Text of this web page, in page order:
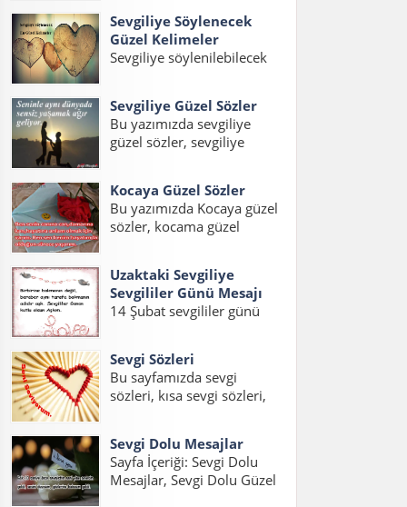
akşamlar mesajı, en güzel
iyi akşamlar mesajı
yazılarını bulabilirsiniz.
çocuk oyuna doymazmış....
Sevgiliye Söylenecek
Güzel Kelimeler
Sevgiliye söylenilebilecek
içerisinde sevgiliye
söylenecek en güzel
kelimeler, erkek sevgiliye
sevgiliye söylenecek güzel
aşk kelimelerini
okuyabilirsiniz. Sevgiliye
Söylenecek En Güzel...
Sevgiliye Güzel Sözler
Bu yazımızda sevgiliye
güzel sözler, sevgiliye
sözler kısa, sevgiliye kısa
sözler, sevgiliye aşk sözleri
konulu bir yazı hazırladık.
sözler,sevgiliye güzel...
Kocaya Güzel Sözler
Bu yazımızda Kocaya güzel
sözler, kocama güzel
güzel mesajlar, kocama
mesaj konuları üzerinde bir
sayfa hazırladık. İnsanların
birisidir iyi...
Uzaktaki Sevgiliye
Sevgililer Günü Mesajı
14 Şubat sevgililer günü
sevgililer günü mesajları
hazırladık. Gurbetteki
Sevgiliye Sevgililer Günü
Sevgililer Günü Mesajı Kısa
ve Uzaktaki Sevgiliye
Sevgililer Günü...
Sevgi Sözleri
Bu sayfamızda sevgi
sözleri, kısa sevgi sözleri,
sevgi sözcükleri ile ilgili
yazıları bulabilirsiniz.
Sevgili varsa, aşk varsa
Sevgi Dolu Mesajlar
Sayfa İçeriği: Sevgi Dolu
Mesajlar, Sevgi Dolu Güzel